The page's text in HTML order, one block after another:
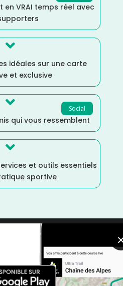
VRAI temps réel avec

idéales sur une carte
et exclusive
Social

qui vous ressemblent

et outils essentiels
sportive
Auvergne Rhône Alpes